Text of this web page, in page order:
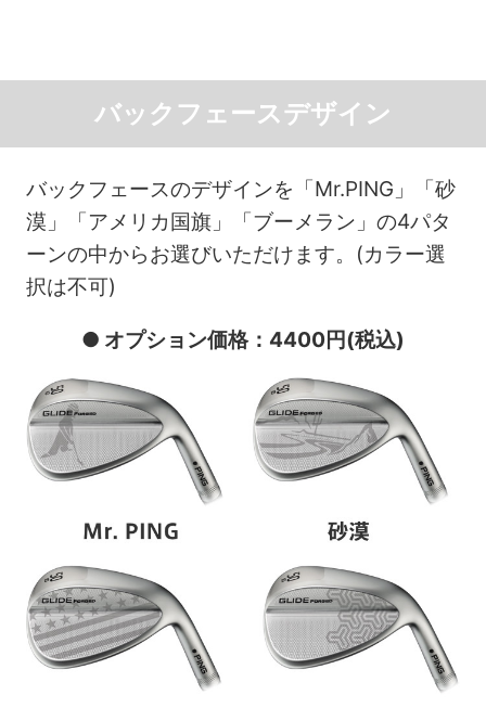
バックフェースデザイン
バックフェースのデザインを「Mr.PING」「砂
漠」「アメリカ国旗」「ブーメラン」の4パタ
ーンの中からお選びいただけます。(カラー選
択は不可)
● オプション価格：4400円(税込)